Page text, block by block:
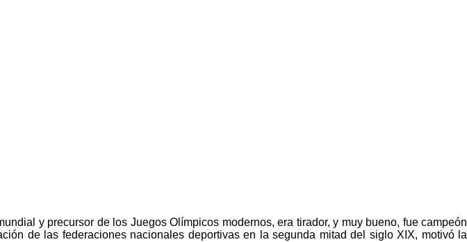
y precursor de los Juegos Olímpicos modernos, era tirador, y muy bueno, fue campeón
de las federaciones nacionales deportivas en la segunda mitad del siglo XIX, motivó la